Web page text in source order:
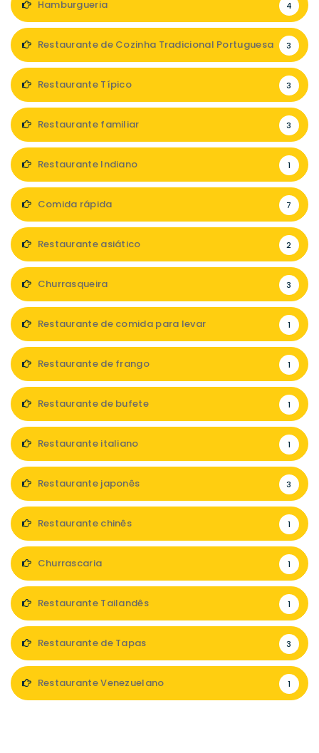
Hamburgueria 4
Restaurante de Cozinha Tradicional Portuguesa 3
Restaurante Típico 3
Restaurante familiar 3
Restaurante Indiano 1
Comida rápida 7
Restaurante asiático 2
Churrasqueira 3
Restaurante de comida para levar 1
Restaurante de frango 1
Restaurante de bufete 1
Restaurante italiano 1
Restaurante japonês 3
Restaurante chinês 1
Churrascaria 1
Restaurante Tailandês 1
Restaurante de Tapas 3
Restaurante Venezuelano 1